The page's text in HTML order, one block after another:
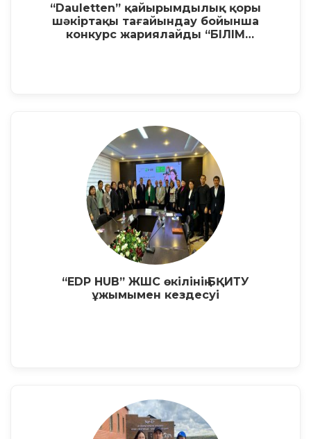
“Dauletten” қайырымдылық қоры
шәкіртақы тағайындау бойынша
конкурс жариялайды “БІЛІМ
“EDP HUB” ЖШС өкілінің БҚИТУ
ұжымымен кездесуі